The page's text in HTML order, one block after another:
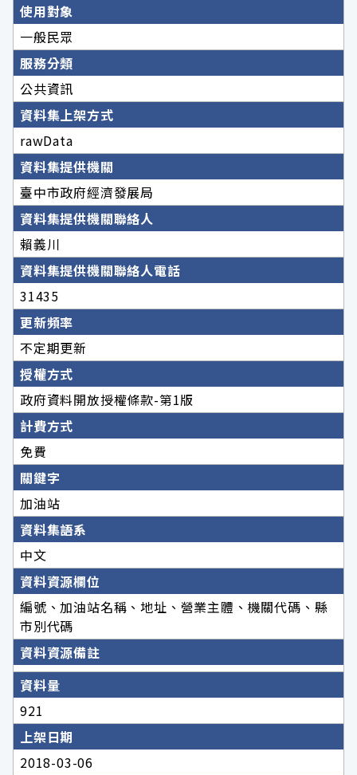
使用對象
一般民眾
服務分類
公共資訊
資料集上架方式
rawData
資料集提供機關
臺中市政府經濟發展局
資料集提供機關聯絡人
賴義川
資料集提供機關聯絡人電話
31435
更新頻率
不定期更新
授權方式
政府資料開放授權條款-第1版
計費方式
免費
關鍵字
加油站
資料集語系
中文
資料資源欄位
編號、加油站名稱、地址、營業主體、機關代碼、縣
市別代碼
資料資源備註
資料量
921
上架日期
2018-03-06